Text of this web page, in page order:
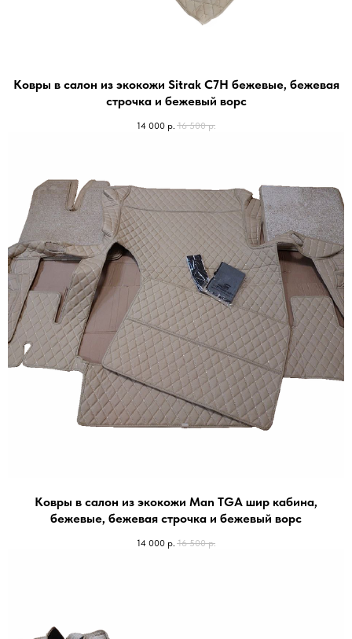
Ковры в салон из экокожи Sitrak C7H бежевые, бежевая
строчка и бежевый ворс
14 000 р. 16 500 р.
Ковры в салон из экокожи Man TGA шир кабина,
бежевые, бежевая строчка и бежевый ворс
14 000 р. 16 500 р.